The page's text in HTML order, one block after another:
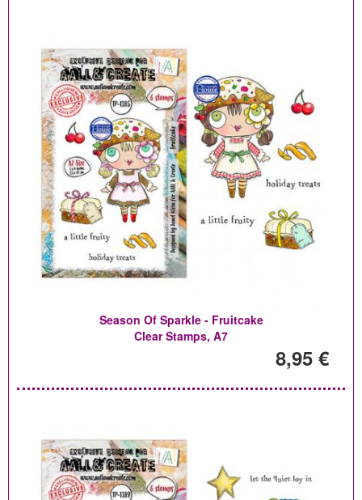
Season Of Sparkle - Fruitcake
Clear Stamps, A7
8,95 €